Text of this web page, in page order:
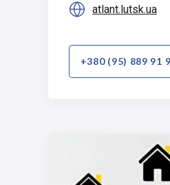
 atlant.lutsk.ua
+380 (95) 889 91